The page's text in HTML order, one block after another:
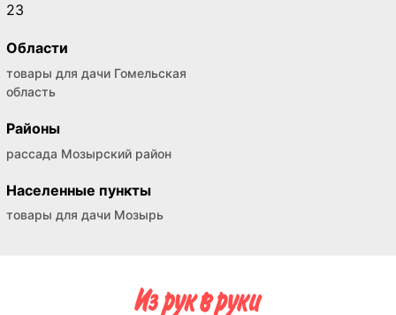
23
Области
товары для дачи Гомельская
область
Районы
рассада Мозырский район
Населенные пункты
товары для дачи Мозырь